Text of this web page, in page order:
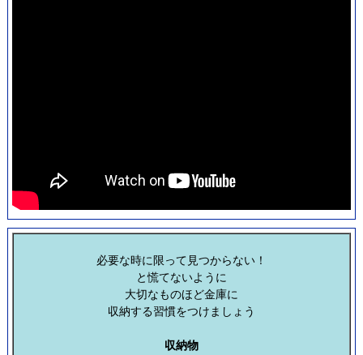
必要な時に限って見つからない！
と慌てないように
大切なものほど金庫に
収納する習慣をつけましょう
収納物